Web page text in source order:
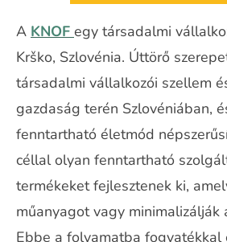
A KNOF egy társadalmi
Krško, Szlovénia. Úttörő
társadalmi vállalkozói szellem
gazdaság terén Szlovéniában,
fenntartható életmód
céllal olyan fenntartható
termékeket fejlesztenek ki,
műanyagot vagy minimalizálják
Ebbe a folyamatba fogyatékkal